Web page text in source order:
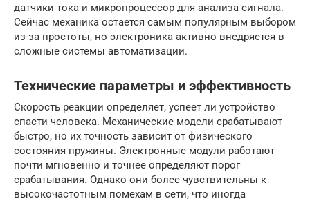
датчики тока и микропроцессор для анализа сигнала.
Сейчас механика остается самым популярным выбором
из-за простоты, но электроника активно внедряется в
сложные системы автоматизации.
Технические параметры и эффективность
Скорость реакции определяет, успеет ли устройство
спасти человека. Механические модели срабатывают
быстро, но их точность зависит от физического
состояния пружины. Электронные модули работают
почти мгновенно и точнее определяют порог
срабатывания. Однако они более чувствительны к
высокочастотным помехам в сети, что иногда